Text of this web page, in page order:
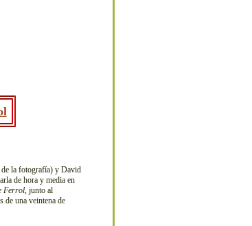
de la fotografía) y David
de hora y media en
Ferrol, junto al
de una veintena de